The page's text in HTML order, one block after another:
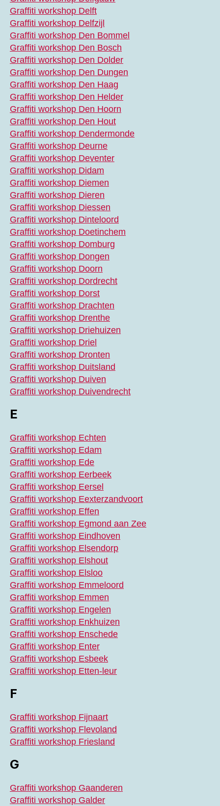
Graffiti workshop Delft
Graffiti workshop Delfzijl
Graffiti workshop Den Bommel
Graffiti workshop Den Bosch
Graffiti workshop Den Dolder
Graffiti workshop Den Dungen
Graffiti workshop Den Haag
Graffiti workshop Den Helder
Graffiti workshop Den Hoorn
Graffiti workshop Den Hout
Graffiti workshop Dendermonde
Graffiti workshop Deurne
Graffiti workshop Deventer
Graffiti workshop Didam
Graffiti workshop Diemen
Graffiti workshop Dieren
Graffiti workshop Diessen
Graffiti workshop Dinteloord
Graffiti workshop Doetinchem
Graffiti workshop Domburg
Graffiti workshop Dongen
Graffiti workshop Doorn
Graffiti workshop Dordrecht
Graffiti workshop Dorst
Graffiti workshop Drachten
Graffiti workshop Drenthe
Graffiti workshop Driehuizen
Graffiti workshop Driel
Graffiti workshop Dronten
Graffiti workshop Duitsland
Graffiti workshop Duiven
Graffiti workshop Duivendrecht
E
Graffiti workshop Echten
Graffiti workshop Edam
Graffiti workshop Ede
Graffiti workshop Eerbeek
Graffiti workshop Eersel
Graffiti workshop Eexterzandvoort
Graffiti workshop Effen
Graffiti workshop Egmond aan Zee
Graffiti workshop Eindhoven
Graffiti workshop Elsendorp
Graffiti workshop Elshout
Graffiti workshop Elsloo
Graffiti workshop Emmeloord
Graffiti workshop Emmen
Graffiti workshop Engelen
Graffiti workshop Enkhuizen
Graffiti workshop Enschede
Graffiti workshop Enter
Graffiti workshop Esbeek
Graffiti workshop Etten-leur
F
Graffiti workshop Fijnaart
Graffiti workshop Flevoland
Graffiti workshop Friesland
G
Graffiti workshop Gaanderen
Graffiti workshop Galder